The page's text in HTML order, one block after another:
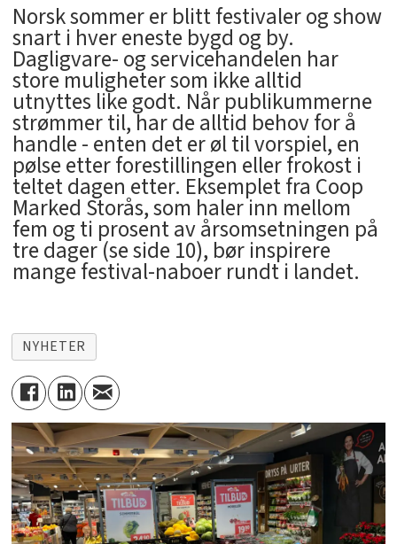
Norsk sommer er blitt festivaler og show
snart i hver eneste bygd og by.
Dagligvare- og servicehandelen har
store muligheter som ikke alltid
utnyttes like godt. Når publikummerne
strømmer til, har de alltid behov for å
handle - enten det er øl til vorspiel, en
pølse etter forestillingen eller frokost i
teltet dagen etter. Eksemplet fra Coop
Marked Storås, som haler inn mellom
fem og ti prosent av årsomsetningen på
tre dager (se side 10), bør inspirere
mange festival-naboer rundt i landet.
NYHETER